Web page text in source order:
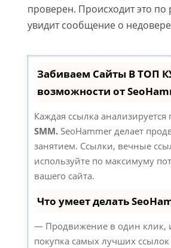
проверен. Происходит это по
увидит сообщение о
Забиваем Сайты В ТОП
возможности от
Каждая ссылка
SMM.SeoHammer делает
занятием. Ссылки, вечные
используйте по максимуму
вашего сайта.
Что умеет делать
— Продвижение в один клик,
покупка самых лучших